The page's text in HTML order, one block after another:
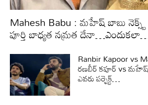
Mahesh Babu : మహేష్ బాబు
పూర్తి బాధ్యత నమ్రత
Ranbir Kapoor vs
రణబీర్ కపూర్ vs
ఎవరు పర్ఫెక్ట్…